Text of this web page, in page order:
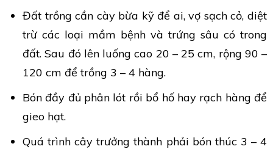
Đất trồng cần cày bừa kỹ để ai, vợ sạch cỏ, diệt
trừ các loại mầm bệnh và trứng sâu có trong
đất. Sau đó lên luống cao 20 – 25 cm, rộng 90 –
120 cm để trồng 3 – 4 hàng.
Bón đầy đủ phân lót rồi bổ hố hay rạch hàng để
gieo hạt.
Quá trình cây trưởng thành phải bón thúc 3 – 4